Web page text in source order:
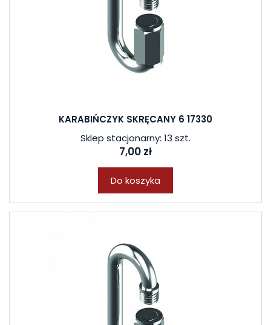
KARABIŃCZYK SKRĘCANY 6 17330
Sklep stacjonarny: 13 szt.
7,00 zł
Do koszyka